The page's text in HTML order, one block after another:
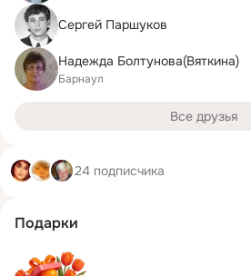
Сергей Паршуков
Надежда Болтунова(Вяткина)
Барнаул
Все друзья
24 подписчика
Подарки